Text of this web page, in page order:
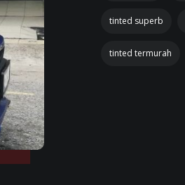
tinted superb
tinted termurah